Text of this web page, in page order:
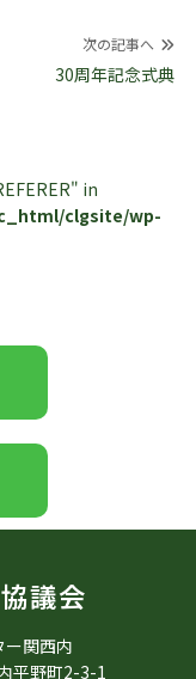
次の記事へ
30周年記念式典
in
clgsite/wp-
議会
関西内
平野町2-3-1